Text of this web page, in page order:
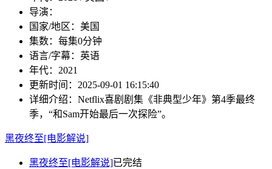
导演：
国家/地区： 美国
集数： 每集0分钟
语言/字幕： 英语
年代： 2021
更新时间： 2025-09-01 16:15:40
详细介绍： Netflix喜剧剧集《非典型少年》第4季最终
季，“和Sam开始最后一次探险”。
黑夜终至[电影解说]
黑夜终至[电影解说]已完结